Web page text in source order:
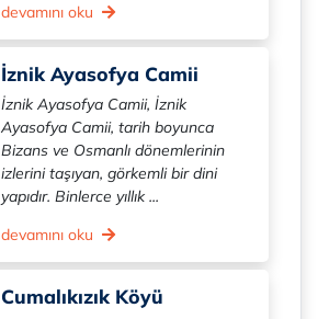
devamını oku
İznik Ayasofya Camii
İznik Ayasofya Camii, İznik
Ayasofya Camii, tarih boyunca
Bizans ve Osmanlı dönemlerinin
izlerini taşıyan, görkemli bir dini
yapıdır. Binlerce yıllık ...
devamını oku
Cumalıkızık Köyü